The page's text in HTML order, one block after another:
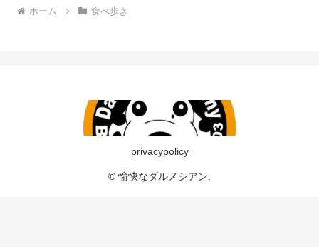
ホーム 食べ歩き
privacypolicy
© 愉快なダルメシアン.